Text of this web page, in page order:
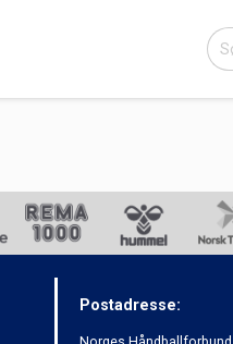
Postadresse: